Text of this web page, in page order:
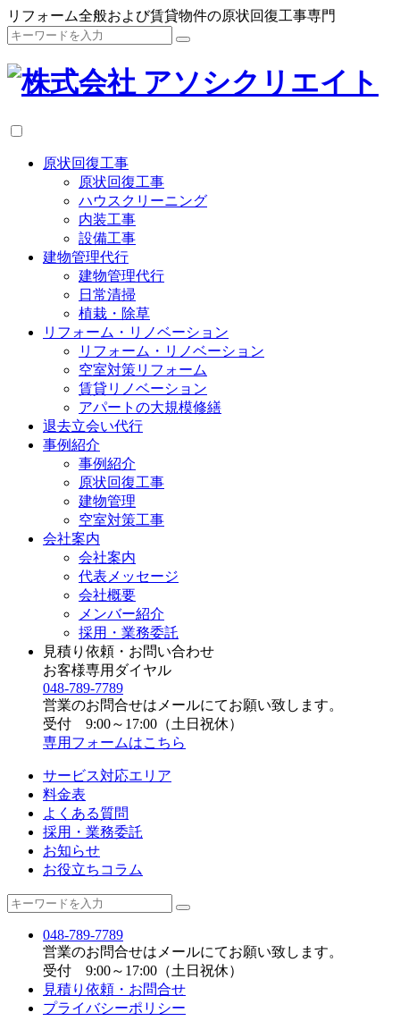
リフォーム全般および賃貸物件の原状回復工事専門
原状回復工事
原状回復工事
ハウスクリーニング
内装工事
設備工事
建物管理代行
建物管理代行
日常清掃
植栽・除草
リフォーム・リノベーション
リフォーム・リノベーション
空室対策リフォーム
賃貸リノベーション
アパートの大規模修繕
退去立会い代行
事例紹介
事例紹介
原状回復工事
建物管理
空室対策工事
会社案内
会社案内
代表メッセージ
会社概要
メンバー紹介
採用・業務委託
見積り依頼・お問い合わせ
お客様専用ダイヤル
048-789-7789
営業のお問合せはメールにてお願い致します。
受付 9:00～17:00（土日祝休）
専用フォームはこちら
サービス対応エリア
料金表
よくある質問
採用・業務委託
お知らせ
お役立ちコラム
048-789-7789
営業のお問合せはメールにてお願い致します。
受付 9:00～17:00（土日祝休）
見積り依頼・お問合せ
プライバシーポリシー